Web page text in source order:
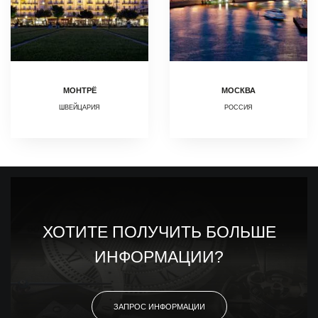
МОНТРЁ
ШВЕЙЦАРИЯ
МОСКВА
РОССИЯ
ХОТИТЕ ПОЛУЧИТЬ БОЛЬШЕ
ИНФОРМАЦИИ?
ЗАПРОС ИНФОРМАЦИИ